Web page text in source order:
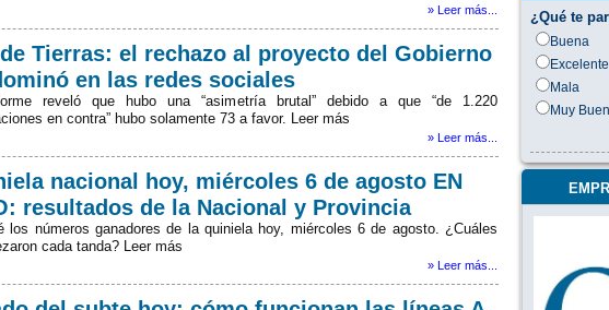
» Leer más...
Tierras: el rechazo al proyecto del Gobierno
en las redes sociales
reveló que hubo una “asimetría brutal” debido a que “de 1.220
en contra” hubo solamente 73 a favor. Leer más
» Leer más...
nacional hoy, miércoles 6 de agosto EN
resultados de la Nacional y Provincia
los números ganadores de la quiniela hoy, miércoles 6 de agosto. ¿Cuáles
cada tanda? Leer más
» Leer más...
¿Qué te
Buena
Excelente
Mala
Muy